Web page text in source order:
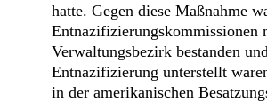
hatte. Gegen diese Maßnahme
Entnazifizierungskommissionen
Verwaltungsbezirk bestanden
Entnazifizierung unterstellt
in der amerikanischen